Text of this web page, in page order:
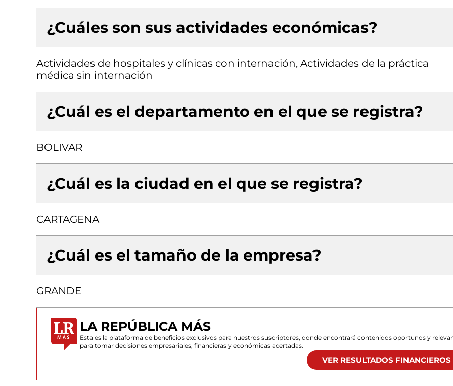
¿Cuáles son sus actividades económicas?
Actividades de hospitales y clínicas con internación, Actividades de la práctica
médica sin internación
¿Cuál es el departamento en el que se registra?
BOLIVAR
¿Cuál es la ciudad en el que se registra?
CARTAGENA
¿Cuál es el tamaño de la empresa?
GRANDE
LA REPÚBLICA MÁS
Esta es la plataforma de beneficios exclusivos para nuestros suscriptores, donde encontrará contenidos oportunos y
para tomar decisiones empresariales, financieras y económicas acertadas.
VER RESULTADOS FINANCIEROS